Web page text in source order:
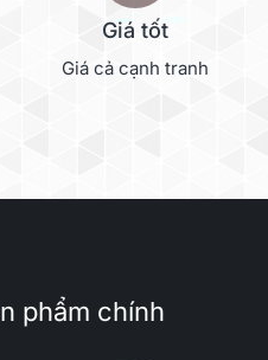
Giá tốt
Giá cả cạnh tranh
phẩm chính